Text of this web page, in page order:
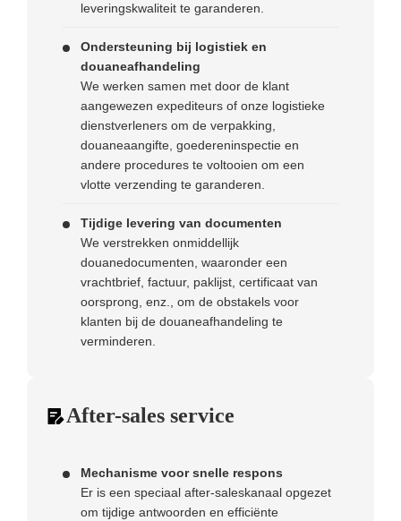
leveringskwaliteit te garanderen.
Ondersteuning bij logistiek en
douaneafhandeling
We werken samen met door de klant
aangewezen expediteurs of onze logistieke
dienstverleners om de verpakking,
douaneaangifte, goedereninspectie en
andere procedures te voltooien om een ​​
vlotte verzending te garanderen.
Tijdige levering van documenten
We verstrekken onmiddellijk
douanedocumenten, waaronder een
vrachtbrief, factuur, paklijst, certificaat van
oorsprong, enz., om de obstakels voor
klanten bij de douaneafhandeling te
verminderen.
After-sales service
Mechanisme voor snelle respons
Er is een speciaal after-saleskanaal opgezet
om tijdige antwoorden en efficiënte